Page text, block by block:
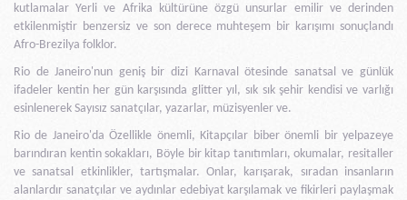
kutlamalar Yerli ve Afrika kültürüne özgü unsurlar emilir ve derinden
etkilenmiştir benzersiz ve son derece muhteşem bir karışımı sonuçlandı
Afro-Brezilya folklor.
Rio de Janeiro'nun geniş bir dizi Karnaval ötesinde sanatsal ve günlük
ifadeler kentin her gün karşısında glitter yıl, sık sık şehir kendisi ve varlığı
esinlenerek Sayısız sanatçılar, yazarlar, müzisyenler ve.
Rio de Janeiro'da Özellikle önemli, Kitapçılar biber önemli bir yelpazeye
barındıran kentin sokakları, Böyle bir kitap tanıtımları, okumalar, resitaller
ve sanatsal etkinlikler, tartışmalar. Onlar, karışarak, sıradan insanların
alanlardır sanatçılar ve aydınlar edebiyat karşılamak ve fikirleri paylaşmak